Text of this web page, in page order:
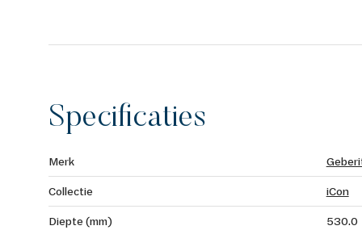
Specificaties
Merk
Collectie
iCon
Diepte (mm)
530.0